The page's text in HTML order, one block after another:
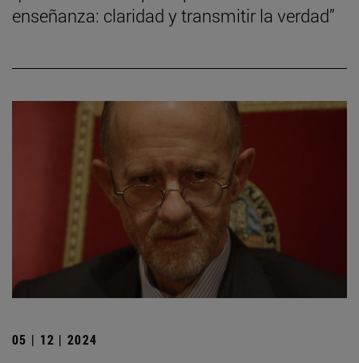
enseñanza: claridad y transmitir la verdad”
05 | 12 | 2024